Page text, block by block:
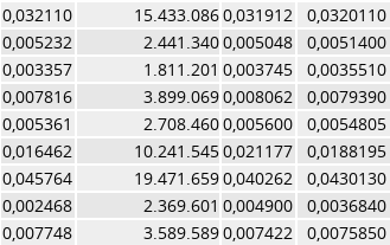
0,032110 15.433.0860,031912
0,0320110
0,005232 2.441.3400,005048
0,0051400
0,003357 1.811.201 0,003745
0,0035510
0,007816 3.899.0690,008062
0,0079390
0,005361 2.708.4600,005600
0,0054805
0,016462 10.241.5450,021177
0,0188195
0,045764 19.471.6590,040262
0,0430130
0,002468 2.369.601 0,004900
0,0036840
0,007748 3.589.5890,007422
0,0075850